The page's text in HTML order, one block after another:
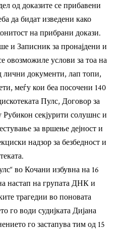
од доказите се прибавени
да бидат изведени како
на прибрани докази.
и Записник за пронајдени и
овозможиле услови за тоа на
лични документи, лап топи,
меѓу кои беа посочени 140
Пулс, Договор за
секјурити солушнс и
за вршење дејност и
надзор за безбедност и
во Кочани избувна на 16
настап на групата ДНК и
трагедии во поновата
го води судијката Дијана
го застапува тим од 15